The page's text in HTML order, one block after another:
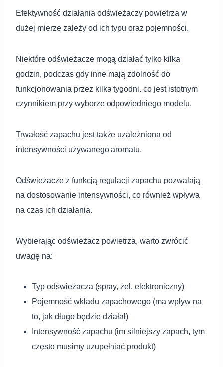
Efektywność działania odświeżaczy powietrza w
dużej mierze zależy od ich typu oraz pojemności.
Niektóre odświeżacze mogą działać tylko kilka
godzin, podczas gdy inne mają zdolność do
funkcjonowania przez kilka tygodni, co jest istotnym
czynnikiem przy wyborze odpowiedniego modelu.
Trwałość zapachu jest także uzależniona od
intensywności używanego aromatu.
Odświeżacze z funkcją regulacji zapachu pozwalają
na dostosowanie intensywności, co również wpływa
na czas ich działania.
Wybierając odświeżacz powietrza, warto zwrócić
uwagę na:
Typ odświeżacza (spray, żel, elektroniczny)
Pojemność wkładu zapachowego (ma wpływ na
to, jak długo będzie działał)
Intensywność zapachu (im silniejszy zapach, tym
często musimy uzupełniać produkt)